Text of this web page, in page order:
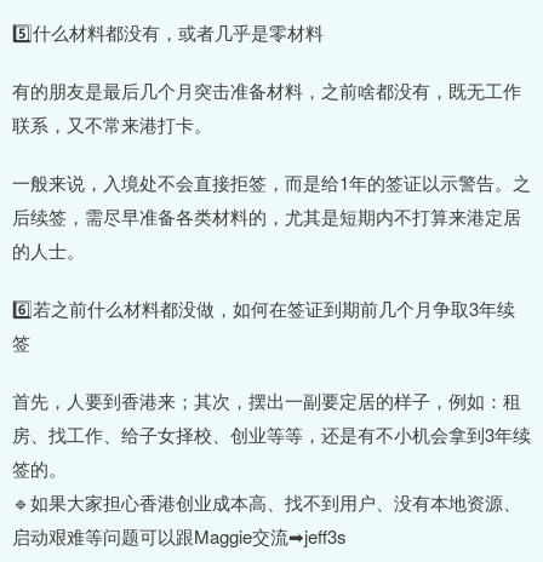
5️⃣什么材料都没有，或者几乎是零材料
有的朋友是最后几个月突击准备材料，之前啥都没有，既无工作
联系，又不常来港打卡。
一般来说，入境处不会直接拒签，而是给1年的签证以示警告。之
后续签，需尽早准备各类材料的，尤其是短期内不打算来港定居
的人士。
6️⃣若之前什么材料都没做，如何在签证到期前几个月争取3年续
签
首先，人要到香港来；其次，摆出一副要定居的样子，例如：租
房、找工作、给子女择校、创业等等，还是有不小机会拿到3年续
签的。
🔹如果大家担心香港创业成本高、找不到用户、没有本地资源、
启动艰难等问题可以跟Maggie交流➡jeff3s